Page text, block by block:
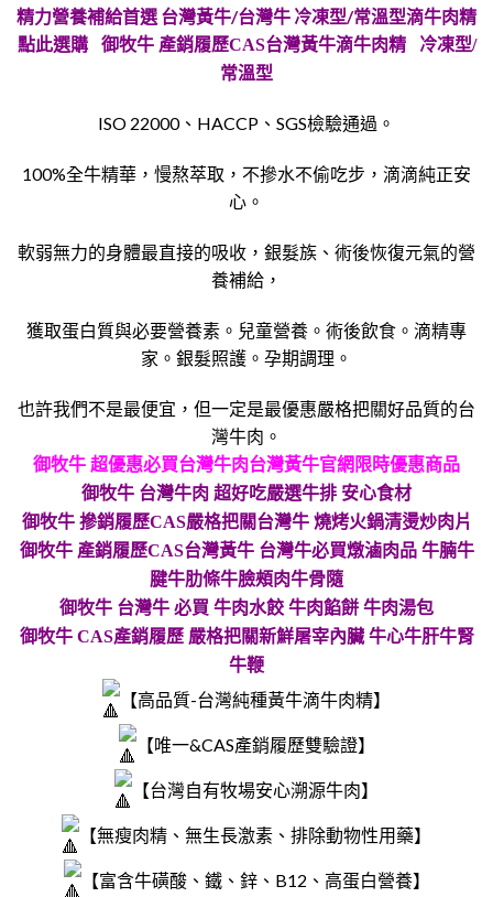
精力營養補給首選 台灣黃牛/台灣牛 冷凍型/常溫型滴牛肉精
點此選購 御牧牛 產銷履歷CAS台灣黃牛滴牛肉精 冷凍型/
常溫型
ISO 22000、HACCP、SGS檢驗通過。
100%全牛精華，慢熬萃取，不摻水不偷吃步，滴滴純正安
心。
軟弱無力的身體最直接的吸收，銀髮族、術後恢復元氣的營
養補給，
獲取蛋白質與必要營養素。兒童營養。術後飲食。滴精專
家。銀髮照護。孕期調理。
也許我們不是最便宜，但一定是最優惠嚴格把關好品質的台
灣牛肉。
御牧牛 超優惠必買台灣牛肉台灣黃牛官網限時優惠商品
御牧牛 台灣牛肉 超好吃嚴選牛排 安心食材
御牧牛 摻銷履歷CAS嚴格把關台灣牛 燒烤火鍋清燙炒肉片
御牧牛 產銷履歷CAS台灣黃牛 台灣牛必買燉滷肉品 牛腩牛
腱牛肋條牛臉頰肉牛骨隨
御牧牛 台灣牛 必買 牛肉水餃 牛肉餡餅 牛肉湯包
御牧牛 CAS產銷履歷 嚴格把關新鮮屠宰內臟 牛心牛肝牛腎
牛鞭
【高品質-台灣純種黃牛滴牛肉精】
【唯一&CAS產銷履歷雙驗證】
【台灣自有牧場安心溯源牛肉】
【無瘦肉精、無生長激素、排除動物性用藥】
【富含牛磺酸、鐵、鋅、B12、高蛋白營養】